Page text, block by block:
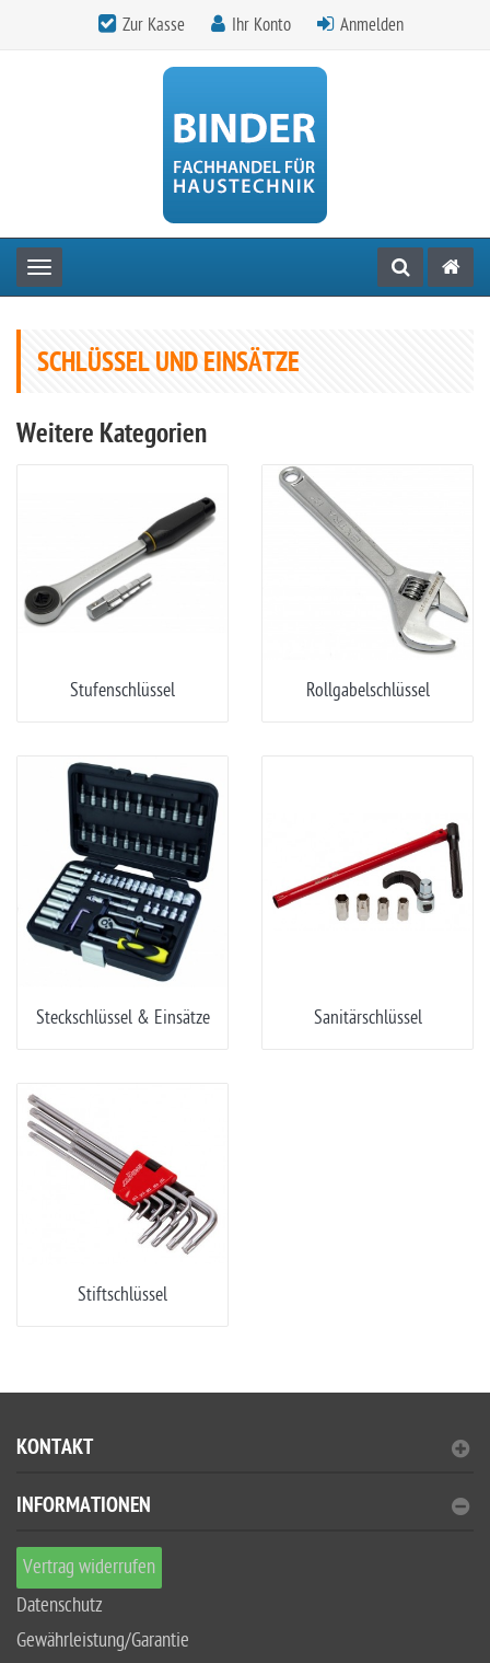
Zur Kasse Ihr Konto Anmelden
Toggle navigation
SCHLÜSSEL UND EINSÄTZE
Weitere Kategorien
Stufenschlüssel Rollgabelschlüssel
Steckschlüssel & Einsätze Sanitärschlüssel
Stiftschlüssel
KONTAKT
INFORMATIONEN
Vertrag widerrufen
Datenschutz
Gewährleistung/Garantie